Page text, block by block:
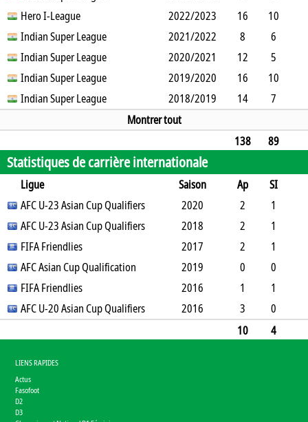
0
16 0 0 0 91
Hero I-League 2022/2023 16
10
3
16 1 0 0 649
Indian Super League 2021/2022 8
6
2
15 1 0 0 242
Indian Super League 2020/2021 12
5
4
10 0 0 0 676
Indian Super League 2019/2020 16
10
4
12 0 0 0 619
Indian Super League 2018/2019 14
7
0 0
Montrer tout
138
89
28
144 14 4 1 0 0
Statistiques de carrière internationale
Ligue Saison Ap
SI
SO
B B A CJ CR Min
AFC U-23 Asian Cup Qualifiers 2020 2
1
0
1 0 0 0 106
AFC U-23 Asian Cup Qualifiers 2018 2
1
1
2 0 0 80
FIFA Friendlies 2017 2
1
1
1 0 0 90
AFC Asian Cup Qualification 2019 0
0
0
2 0 0
FIFA Friendlies 2016 1
1
0
1 0 0 0 13
AFC U-20 Asian Cup Qualifiers 2016 3
0
27010
4
LIENS RAPIDES
Actus
Fasofoot
D2
D3